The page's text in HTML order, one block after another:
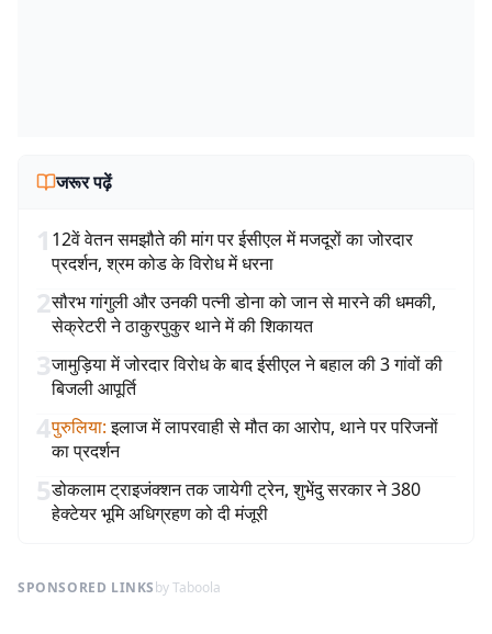
जरूर पढ़ें
1 12वें वेतन समझौते की मांग पर ईसीएल में मजदूरों का जोरदार
प्रदर्शन, श्रम कोड के विरोध में धरना
2सौरभ गांगुली और उनकी पत्नी डोना को जान से मारने की धमकी,
सेक्रेटरी ने ठाकुरपुकुर थाने में की शिकायत
3जामुड़िया में जोरदार विरोध के बाद ईसीएल ने बहाल की 3 गांवों की
बिजली आपूर्ति
4पुरुलिया: इलाज में लापरवाही से मौत का आरोप, थाने पर परिजनों
का प्रदर्शन
5डोकलाम ट्राइजंक्शन तक जायेगी ट्रेन, शुभेंदु सरकार ने 380
हेक्टेयर भूमि अधिग्रहण को दी मंजूरी
SPONSORED LINKSby Taboola